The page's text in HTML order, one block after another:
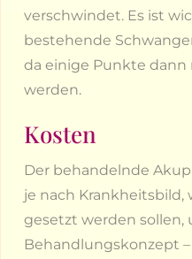
verschwindet. Es ist
bestehende
da einige Punkte
werden.
Kosten
Der behandelnde
je nach Krankheitsbild,
gesetzt werden
Behandlungskonzept –